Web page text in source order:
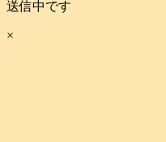
送信中です
×